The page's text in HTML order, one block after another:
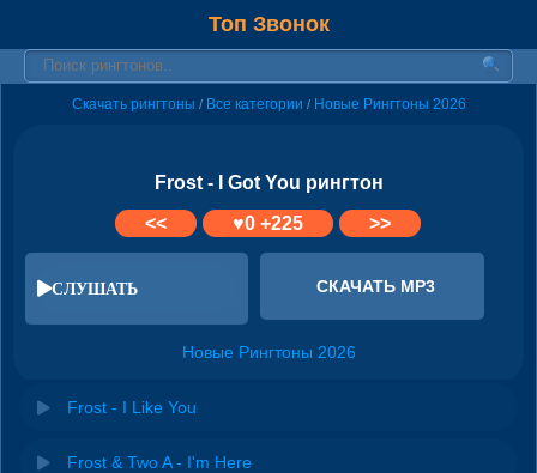
Топ Звонок
Скачать рингтоны / Все категории / Новые Рингтоны 2026
Frost - I Got You рингтон
<<
♥0+225 >>
СЛУШАТЬ СКАЧАТЬ MP3
Новые Рингтоны 2026
Frost - I Like You
Frost & Two A - I'm Here